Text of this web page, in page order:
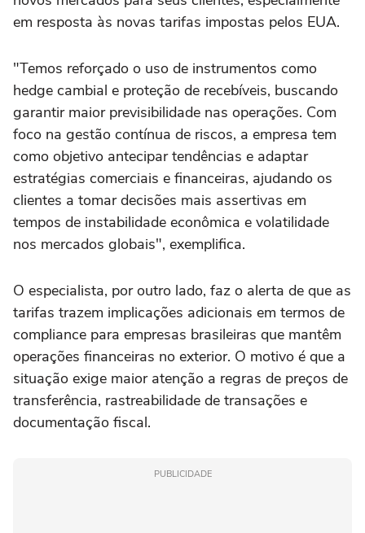
em resposta às novas tarifas impostas pelos EUA.
"Temos reforçado o uso de instrumentos como
hedge cambial e proteção de recebíveis, buscando
garantir maior previsibilidade nas operações. Com
foco na gestão contínua de riscos, a empresa tem
como objetivo antecipar tendências e adaptar
estratégias comerciais e financeiras, ajudando os
clientes a tomar decisões mais assertivas em
tempos de instabilidade econômica e volatilidade
nos mercados globais", exemplifica.
O especialista, por outro lado, faz o alerta de que as
tarifas trazem implicações adicionais em termos de
compliance para empresas brasileiras que mantêm
operações financeiras no exterior. O motivo é que a
situação exige maior atenção a regras de preços de
transferência, rastreabilidade de transações e
documentação fiscal.
PUBLICIDADE